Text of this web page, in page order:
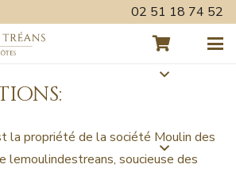
02 51 18 74 52
la propriété de la société Moulin des
lemoulindestreans, soucieuse des